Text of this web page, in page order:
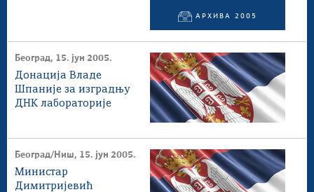
АРХИВА 2005
Београд, 15. јун 2005.
Донација Владе
Шпаније за изградњу
ДНК лабораторије
Београд/Ниш, 15. јун 2005.
Министар
Димитријевић